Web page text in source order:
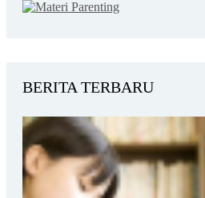
BERITA TERBARU